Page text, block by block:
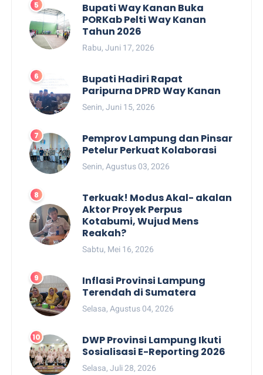
Bupati Way Kanan Buka
PORKab Pelti Way Kanan
Tahun 2026
Rabu, Juni 17, 2026
Bupati Hadiri Rapat
Paripurna DPRD Way Kanan
Senin, Juni 15, 2026
Pemprov Lampung dan Pinsar
Petelur Perkuat Kolaborasi
Senin, Agustus 03, 2026
Terkuak! Modus Akal- akalan
Aktor Proyek Perpus
Kotabumi, Wujud Mens
Reakah?
Sabtu, Mei 16, 2026
Inflasi Provinsi Lampung
Terendah di Sumatera
Selasa, Agustus 04, 2026
DWP Provinsi Lampung Ikuti
Sosialisasi E-Reporting 2026
Selasa, Juli 28, 2026